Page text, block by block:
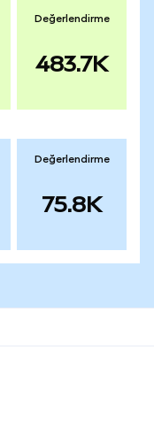
Değerlendirme
483.7K
Değerlendirme
75.8K